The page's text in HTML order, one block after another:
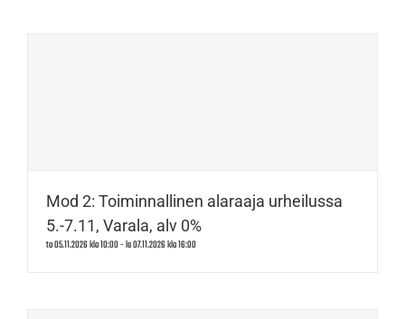
Mod 2: Toiminnallinen alaraaja urheilussa
5.-7.11, Varala, alv 0%
to 05.11.2026 klo 10:00-la 07.11.2026 klo 16:00